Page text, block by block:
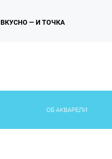
ВКУСНО — И ТОЧКА
ОБ АКВАРЕЛИ